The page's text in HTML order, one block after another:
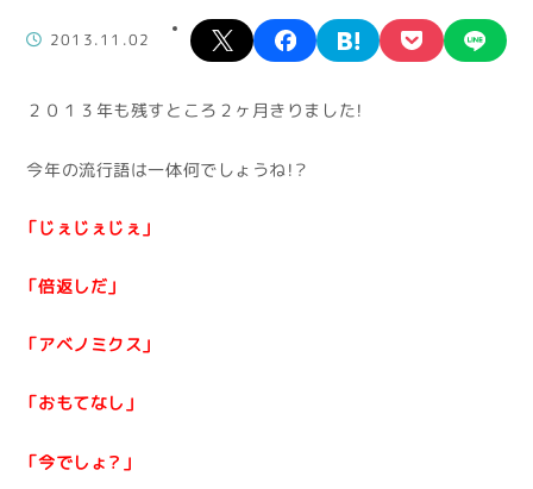
2013.11.02
X facebookhatena pocket
２０１３年も残すところ２ヶ月きりました！
今年の流行語は一体何でしょうね！？
「じぇじぇじぇ」
「倍返しだ」
「アベノミクス」
「おもてなし」
「今でしょ？」